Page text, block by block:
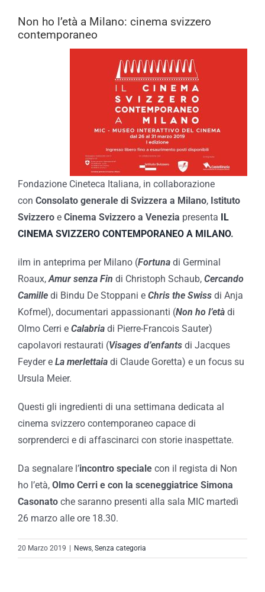
Non ho l’età a Milano: cinema svizzero
contemporaneo
Fondazione Cineteca Italiana, in collaborazione
con Consolato generale di Svizzera a Milano, Istituto
Svizzero e Cinema Svizzero a Venezia presenta
IL
CINEMA SVIZZERO CONTEMPORANEO A MILANO.
ilm in anteprima per Milano (Fortuna di Germinal
Roaux,Amur senza Fin di Christoph Schaub, Cercando
Camille di Bindu De Stoppani e Chris the Swiss di Anja
Kofmel), documentari appassionanti (Non ho l’età di
Olmo Cerri e Calabria di Pierre-Francois Sauter)
capolavori restaurati (Visages d’enfants di Jacques
Feyder e La merlettaia di Claude Goretta) e un focus su
Ursula Meier.
Questi gli ingredienti di una settimana dedicata al
cinema svizzero contemporaneo capace di
sorprenderci e di affascinarci con storie inaspettate.
Da segnalare l’incontro speciale con il regista di Non
ho l’età, Olmo Cerri e con la sceneggiatrice Simona
Casonato che saranno presenti alla sala MIC martedì
26 marzo alle ore 18.30.
20 Marzo 2019 News, Senza categoria